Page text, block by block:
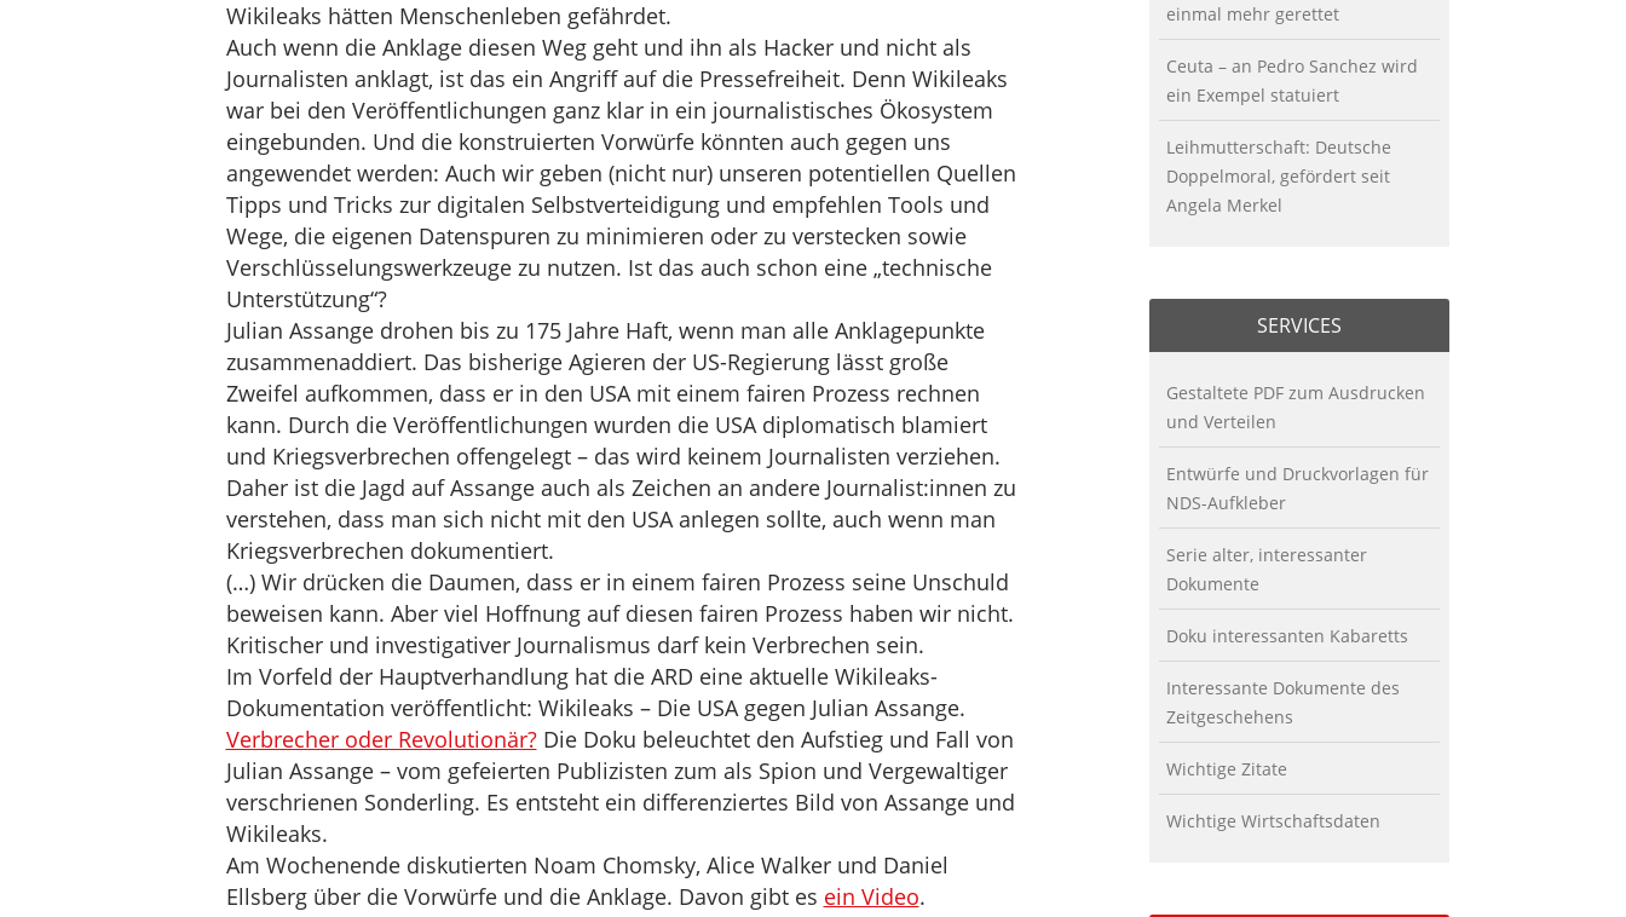
Wikileaks hätten Menschenleben gefährdet.
Auch wenn die Anklage diesen Weg geht und ihn als Hacker und nicht als
Journalisten anklagt, ist das ein Angriff auf die Pressefreiheit. Denn Wikileaks
war bei den Veröffentlichungen ganz klar in ein journalistisches Ökosystem
eingebunden. Und die konstruierten Vorwürfe könnten auch gegen uns
angewendet werden: Auch wir geben (nicht nur) unseren potentiellen Quellen
Tipps und Tricks zur digitalen Selbstverteidigung und empfehlen Tools und
Wege, die eigenen Datenspuren zu minimieren oder zu verstecken sowie
Verschlüsselungswerkzeuge zu nutzen. Ist das auch schon eine „technische
Unterstützung“?
Julian Assange drohen bis zu 175 Jahre Haft, wenn man alle Anklagepunkte
zusammenaddiert. Das bisherige Agieren der US-Regierung lässt große
Zweifel aufkommen, dass er in den USA mit einem fairen Prozess rechnen
kann. Durch die Veröffentlichungen wurden die USA diplomatisch blamiert
und Kriegsverbrechen offengelegt – das wird keinem Journalisten verziehen.
Daher ist die Jagd auf Assange auch als Zeichen an andere Journalist:innen zu
verstehen, dass man sich nicht mit den USA anlegen sollte, auch wenn man
Kriegsverbrechen dokumentiert.
(…) Wir drücken die Daumen, dass er in einem fairen Prozess seine Unschuld
beweisen kann. Aber viel Hoffnung auf diesen fairen Prozess haben wir nicht.
Kritischer und investigativer Journalismus darf kein Verbrechen sein.
Im Vorfeld der Hauptverhandlung hat die ARD eine aktuelle Wikileaks-
Dokumentation veröffentlicht: Wikileaks – Die USA gegen Julian Assange.
Verbrecher oder Revolutionär?Die Doku beleuchtet den Aufstieg und Fall von
Julian Assange – vom gefeierten Publizisten zum als Spion und Vergewaltiger
verschrienen Sonderling. Es entsteht ein differenziertes Bild von Assange und
Wikileaks.
Am Wochenende diskutierten Noam Chomsky, Alice Walker und Daniel
Ellsberg über die Vorwürfe und die Anklage. Davon gibt es ein Video.
einmal mehr gerettet
Ceuta – an Pedro Sanchez wird
ein Exempel statuiert
Leihmutterschaft: Deutsche
Doppelmoral, gefördert seit
Angela Merkel
SERVICES
Gestaltete PDF zum Ausdrucken
und Verteilen
Entwürfe und Druckvorlagen für
NDS-Aufkleber
Serie alter, interessanter
Dokumente
Doku interessanten Kabaretts
Interessante Dokumente des
Zeitgeschehens
Wichtige Zitate
Wichtige Wirtschaftsdaten